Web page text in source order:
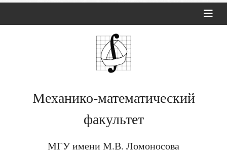
Механико-математический
факультет
МГУ имени М.В. Ломоносова